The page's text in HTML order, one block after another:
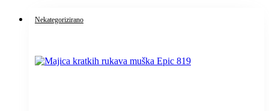
Nekategorizirano